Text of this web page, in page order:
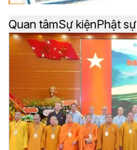
Quan tâmSự kiệnPhật sự